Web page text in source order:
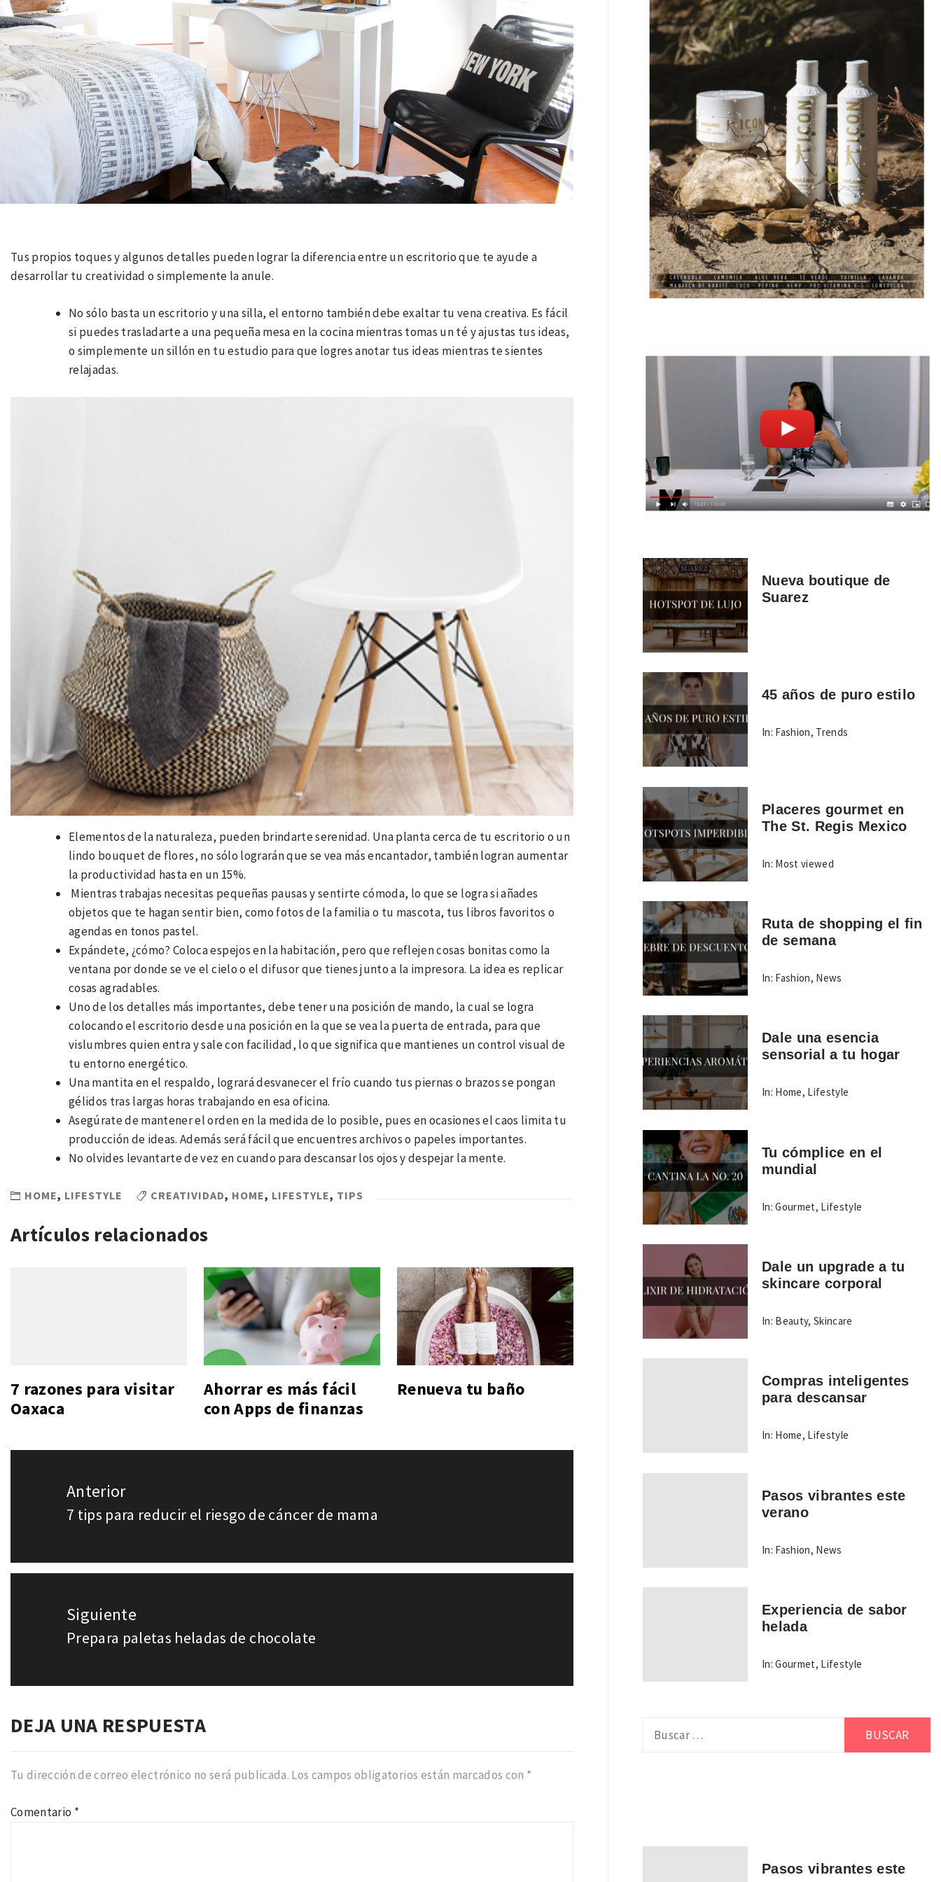
Tus propios toques y algunos detalles pueden lograr la diferencia entre un escritorio que te ayude a
desarrollar tu creatividad o simplemente la anule.
No sólo basta un escritorio y una silla, el entorno también debe exaltar tu vena creativa. Es fácil
si puedes trasladarte a una pequeña mesa en la cocina mientras tomas un té y ajustas tus ideas,
o simplemente un sillón en tu estudio para que logres anotar tus ideas mientras te sientes
relajadas.
Elementos de la naturaleza, pueden brindarte serenidad. Una planta cerca de tu escritorio o un
lindo bouquet de flores, no sólo lograrán que se vea más encantador, también logran aumentar
la productividad hasta en un 15%.
Mientras trabajas necesitas pequeñas pausas y sentirte cómoda, lo que se logra si añades
objetos que te hagan sentir bien, como fotos de la familia o tu mascota, tus libros favoritos o
agendas en tonos pastel.
Expándete, ¿cómo? Coloca espejos en la habitación, pero que reflejen cosas bonitas como la
ventana por donde se ve el cielo o el difusor que tienes junto a la impresora. La idea es replicar
cosas agradables.
Uno de los detalles más importantes, debe tener una posición de mando, la cual se logra
colocando el escritorio desde una posición en la que se vea la puerta de entrada, para que
vislumbres quien entra y sale con facilidad, lo que significa que mantienes un control visual de
tu entorno energético.
Una mantita en el respaldo, logrará desvanecer el frío cuando tus piernas o brazos se pongan
gélidos tras largas horas trabajando en esa oficina.
Asegúrate de mantener el orden en la medida de lo posible, pues en ocasiones el caos limita tu
producción de ideas. Además será fácil que encuentres archivos o papeles importantes.
No olvides levantarte de vez en cuando para descansar los ojos y despejar la mente.
HOME, LIFESTYLE CREATIVIDAD, HOME, LIFESTYLE, TIPS
Artículos relacionados
7 razones para visitar
Oaxaca
Ahorrar es más fácil
con Apps de finanzas
Renueva tu baño
entradas
Anterior
Entrada
7 tips para reducir el riesgo de cáncer de mama
Siguiente
Entrada
Prepara paletas heladas de chocolate
DEJA UNA RESPUESTA
Tu dirección de correo electrónico no será publicada. Los campos obligatorios están marcados con *
Comentario *
Nueva boutique de
Suarez
45 años de puro estilo
In: Fashion, Trends
Placeres gourmet en
The St. Regis Mexico
In: Most viewed
Ruta de shopping el fin
de semana
In: Fashion, News
Dale una esencia
sensorial a tu hogar
In: Home, Lifestyle
Tu cómplice en el
mundial
In: Gourmet, Lifestyle
Dale un upgrade a tu
skincare corporal
In: Beauty,Skincare
Compras inteligentes
para descansar
In: Home, Lifestyle
Pasos vibrantes este
verano
In: Fashion, News
Experiencia de sabor
helada
In: Gourmet, Lifestyle
Pasos vibrantes este